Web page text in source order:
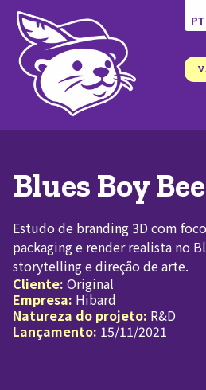
PT
Blues Boy
Estudo de branding 3D com
packaging e render realista no
storytelling e direção de arte.
Cliente: Original
Empresa: Hibard
Natureza do projeto: R&D
Lançamento: 15/11/2021